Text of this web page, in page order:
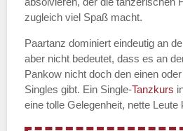
zugleich viel Spaß macht.
Paartanz dominiert eindeutig an
aber nicht bedeutet, dass es an
Pankow nicht doch den einen
Singles gibt. Ein Single-Tanzkurs
eine tolle Gelegenheit, nette Leute